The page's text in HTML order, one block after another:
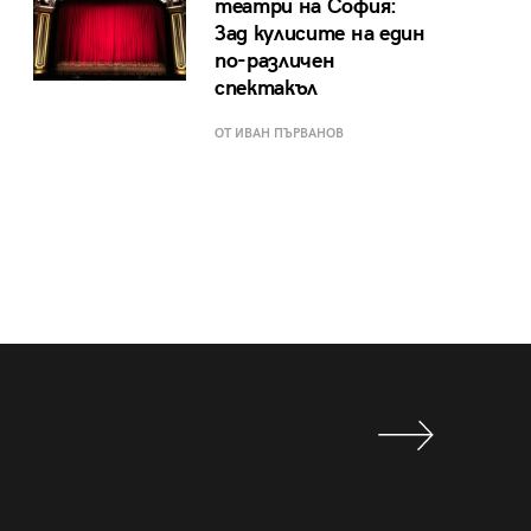
театри на София:
Зад кулисите на един
по-различен
спектакъл
ОТ ИВАН ПЪРВАНОВ